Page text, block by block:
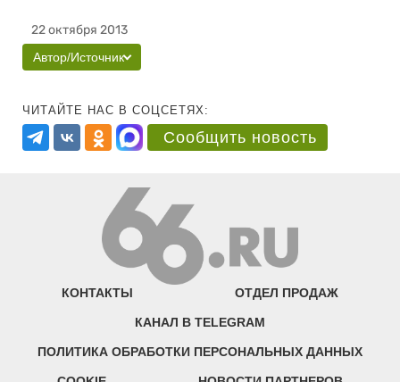
22 октября 2013
Автор/Источник
ЧИТАЙТЕ НАС В СОЦСЕТЯХ:
Сообщить новость
КОНТАКТЫ ОТДЕЛ ПРОДАЖ
КАНАЛ В TELEGRAM
ПОЛИТИКА ОБРАБОТКИ ПЕРСОНАЛЬНЫХ ДАННЫХ